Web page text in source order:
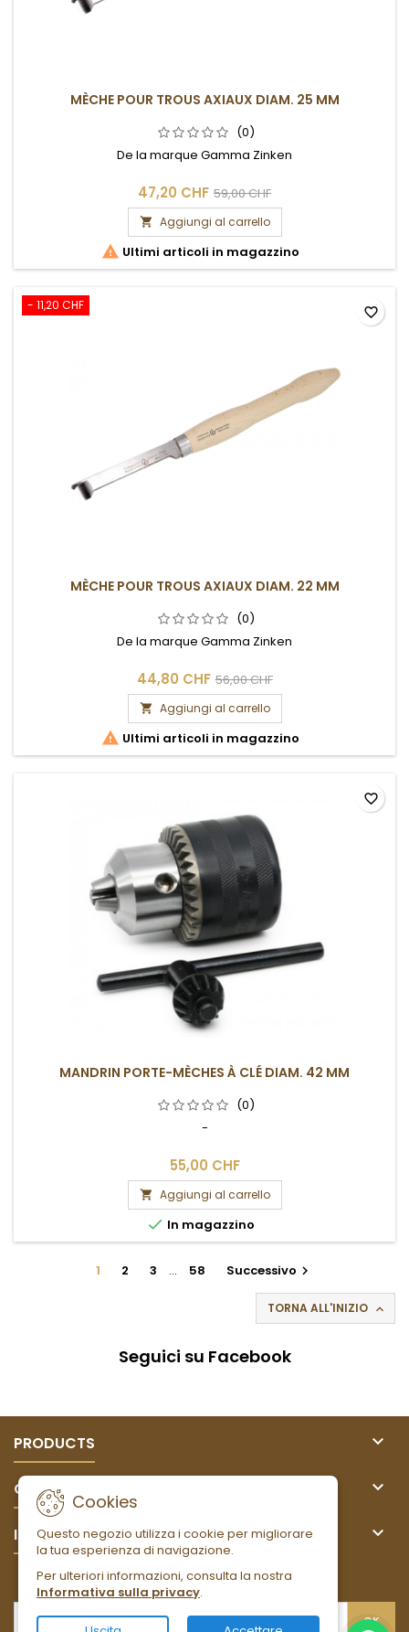
MÈCHE POUR TROUS AXIAUX DIAM. 25 MM
(0)
De la marque Gamma Zinken
47,20 CHF 59,00 CHF
 Aggiungi al carrello
 Ultimi articoli in magazzino
- 11,20 CHF
MÈCHE POUR TROUS AXIAUX DIAM. 22 MM
(0)
De la marque Gamma Zinken
44,80 CHF 56,00 CHF
 Aggiungi al carrello
 Ultimi articoli in magazzino
favorite_border
MANDRIN PORTE-MÈCHES À CLÉ DIAM. 42 MM
(0)
-
55,00 CHF
 Aggiungi al carrello
 In magazzino
favorite_border
1 2 3 … 58 Successivo 
TORNA ALL'INIZIO 
Seguici su Facebook
PRODUCTS 
OUR COMPANY 
IL TUO ACCOUNT 
Cookies
Questo negozio utilizza i cookie per migliorare
la tua esperienza di navigazione.
Per ulteriori informazioni, consulta la nostra
Informativa sulla privacy.
NEWSLETTER